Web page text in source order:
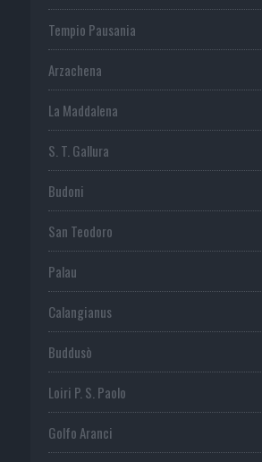
Tempio Pausania
Arzachena
La Maddalena
S. T. Gallura
Budoni
San Teodoro
Palau
Calangianus
Buddusò
Loiri P. S. Paolo
Golfo Aranci